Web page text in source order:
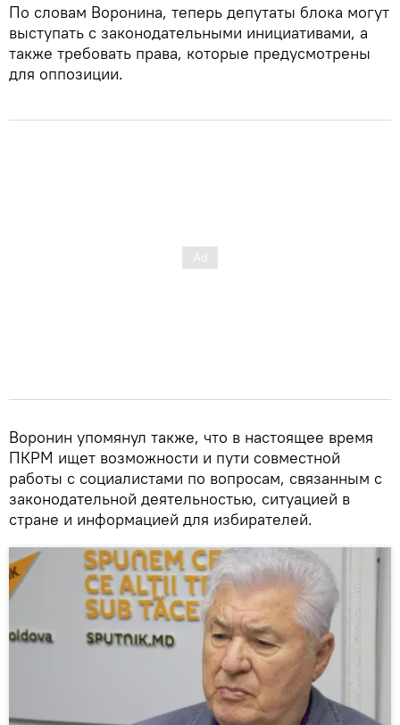
По словам Воронина, теперь депутаты блока могут
выступать с законодательными инициативами, а
также требовать права, которые предусмотрены
для оппозиции.
Воронин упомянул также, что в настоящее время
ПКРМ ищет возможности и пути совместной
работы с социалистами по вопросам, связанным с
законодательной деятельностью, ситуацией в
стране и информацией для избирателей.